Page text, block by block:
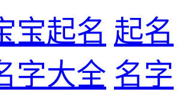
宝起名 起名
字大全 名字